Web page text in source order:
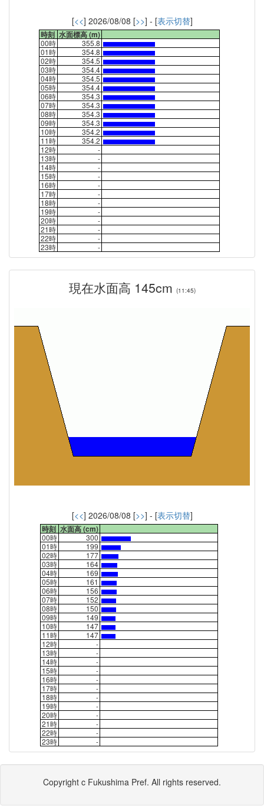
[<<] 2026/08/08 [>>] - [表示切替]
時刻 水面標高 (m)
00時
355.8
01時
354.8
02時
354.5
03時
354.4
04時
354.5
05時
354.4
06時
354.3
07時
354.3
08時
354.3
09時
354.3
10時
354.2
11時
354.2
12時
-
13時
-
14時
-
15時
-
16時
-
17時
-
18時
-
19時
-
20時
-
21時
-
22時
-
23時
-
現在水面高 145cm (11:45)
[<<] 2026/08/08 [>>] - [表示切替]
時刻 水面高 (cm)
00時
300
01時
199
02時
177
03時
164
04時
169
05時
161
06時
156
07時
152
08時
150
09時
149
10時
147
11時
147
12時
-
13時
-
14時
-
15時
-
16時
-
17時
-
18時
-
19時
-
20時
-
21時
-
22時
-
23時
-
Copyright c Fukushima Pref. All rights reserved.